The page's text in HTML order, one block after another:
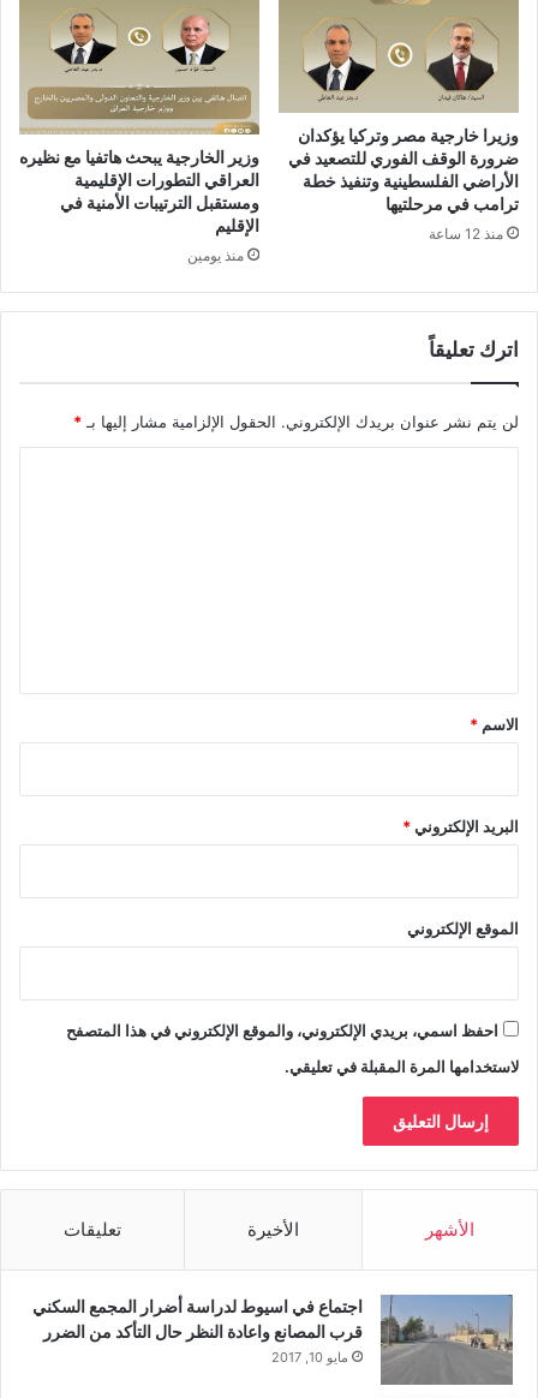
وزيرا خارجية مصر وتركيا يؤكدان
ضرورة الوقف الفوري للتصعيد في
الأراضي الفلسطينية وتنفيذ خطة
ترامب في مرحلتيها
منذ 12 ساعة
وزير الخارجية يبحث هاتفيا مع نظيره
العراقي التطورات الإقليمية
ومستقبل الترتيبات الأمنية في
الإقليم
منذ يومين
اترك تعليقاً
لن يتم نشر عنوان بريدك الإلكتروني. الحقول الإلزامية مشار إليها بـ *
*
الاسم *
البريد الإلكتروني*
الموقع الإلكتروني
احفظ اسمي، بريدي الإلكتروني، والموقع الإلكتروني في هذا المتصفح
لاستخدامها المرة المقبلة في تعليقي.
الأشهر الأخيرة تعليقات
اجتماع في اسيوط لدراسة أضرار المجمع السكني
قرب المصانع واعادة النظر حال التأكد من الضرر
مايو 10, 2017